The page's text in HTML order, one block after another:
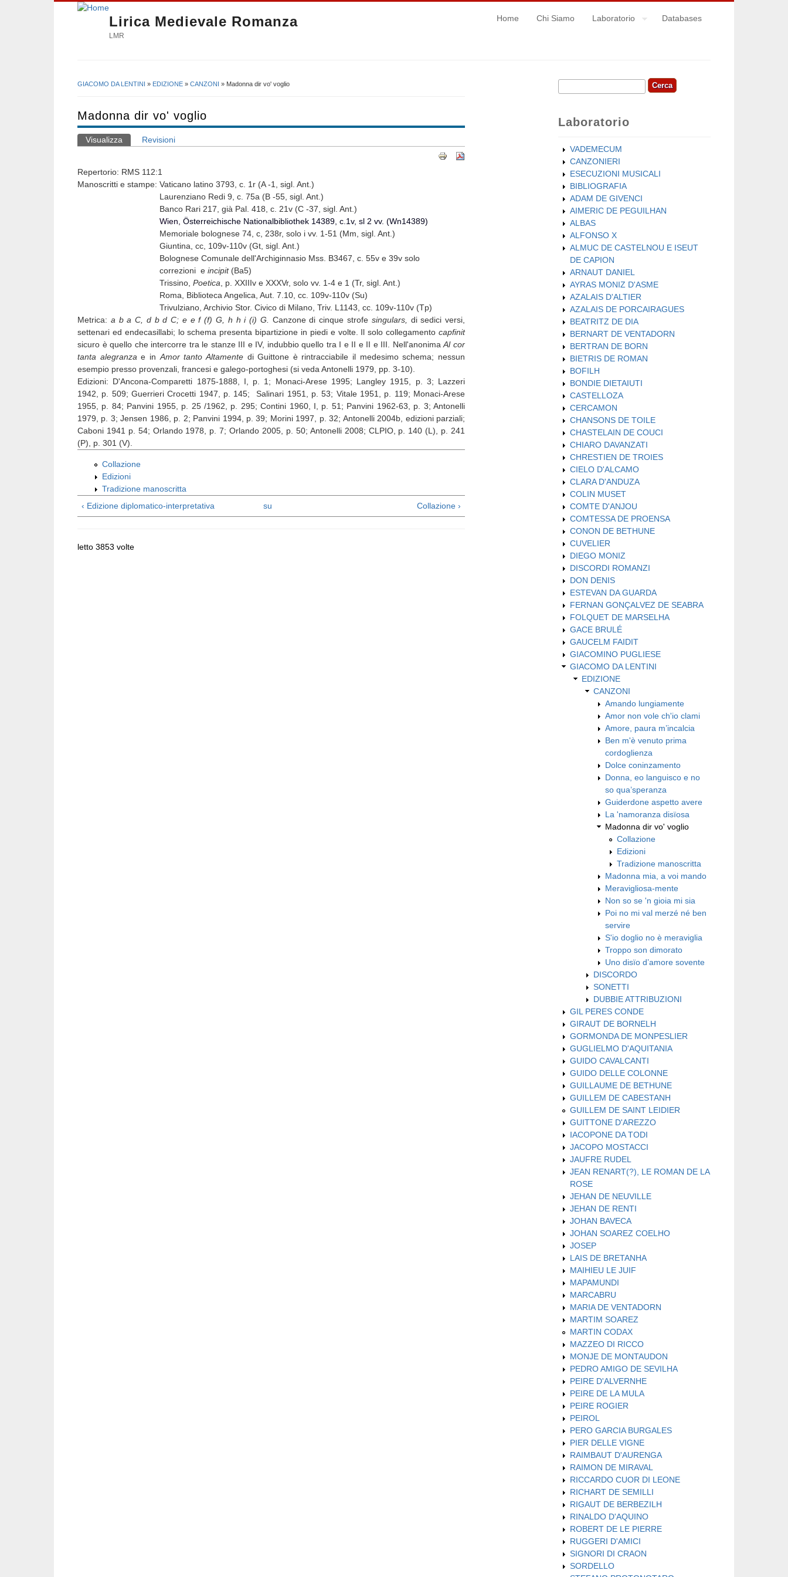
Lirica Medievale Romanza
LMR
Home Chi Siamo Laboratorio Databases
GIACOMO DA LENTINI » EDIZIONE » CANZONI » Madonna dir vo' voglio
Madonna dir vo' voglio
Schede primarie
Visualizza (scheda attiva)
Revisioni
Repertorio: RMS 112:1
Manoscritti e stampe: Vaticano latino 3793, c. 1r (A -1, sigl. Ant.)
Laurenziano Redi 9, c. 75a (B -55, sigl. Ant.)
Banco Rari 217, già Pal. 418, c. 21v (C -37, sigl. Ant.)
Wien, Österreichische Nationalbibliothek 14389, c.1v, sl 2 vv. (Wn14389)
Memoriale bolognese 74, c, 238r, solo i vv. 1-51 (Mm, sigl. Ant.)
Giuntina, cc, 109v-110v (Gt, sigl. Ant.)
Bolognese Comunale dell'Archiginnasio Mss. B3467, c. 55v e 39v solo
correzioni e incipit(Ba5)
Trissino, Poetica , p. XXIIIv e XXXVr, solo vv. 1-4 e 1 (Tr, sigl. Ant.)
Roma, Biblioteca Angelica, Aut. 7.10, cc. 109v-110v (Su)
Trivulziano, Archivio Stor. Civico di Milano, Triv. L1143, cc. 109v-110v (Tp)
Metrica: a b a C, d b d C; e e f (f) G, h h i (i) G. Canzone di cinque strofesingulars,
di sedici versi,
settenari ed endecasillabi; lo schema presenta bipartizione in piedi e volte. Il solo collegamento capfinit
sicuro è quello che intercorre tra le stanze III e IV, indubbio quello tra I e II e II e III. Nell'anonimaAl cor
tanta alegranza e in Amor tanto Altamentedi Guittone è rintracciabile il medesimo schema; nessun
esempio presso provenzali, francesi e galego-portoghesi (si veda Antonelli 1979, pp. 3-10).
Edizioni: D'Ancona-Comparetti 1875-1888, I, p. 1; Monaci-Arese 1995; Langley 1915, p. 3; Lazzeri
1942, p. 509; Guerrieri Crocetti 1947, p. 145; Salinari 1951, p. 53; Vitale 1951, p. 119; Monaci-Arese
1955, p. 84; Panvini 1955, p. 25 /1962, p. 295; Contini 1960, I, p. 51; Panvini 1962-63, p. 3; Antonelli
1979, p. 3; Jensen 1986, p. 2; Panvini 1994, p. 39; Morini 1997, p. 32; Antonelli 2004b, edizioni parziali;
Caboni 1941 p. 54; Orlando 1978, p. 7; Orlando 2005, p. 50; Antonelli 2008; CLPIO, p. 140 (L), p. 241
(P), p. 301 (V).
Collazione
Edizioni
Tradizione manoscritta
‹ Edizione diplomatico-interpretativa
su Collazione ›
letto 3853 volte
Form di ricerca
Cerca
Laboratorio
VADEMECUM
CANZONIERI
ESECUZIONI MUSICALI
BIBLIOGRAFIA
ADAM DE GIVENCI
AIMERIC DE PEGUILHAN
ALBAS
ALFONSO X
ALMUC DE CASTELNOU E ISEUT
DE CAPION
ARNAUT DANIEL
AYRAS MONIZ D'ASME
AZALAIS D'ALTIER
AZALAIS DE PORCAIRAGUES
BEATRITZ DE DIA
BERNART DE VENTADORN
BERTRAN DE BORN
BIETRIS DE ROMAN
BOFILH
BONDIE DIETAIUTI
CASTELLOZA
CERCAMON
CHANSONS DE TOILE
CHASTELAIN DE COUCI
CHIARO DAVANZATI
CHRESTIEN DE TROIES
CIELO D'ALCAMO
CLARA D'ANDUZA
COLIN MUSET
COMTE D'ANJOU
COMTESSA DE PROENSA
CONON DE BETHUNE
CUVELIER
DIEGO MONIZ
DISCORDI ROMANZI
DON DENIS
ESTEVAN DA GUARDA
FERNAN GONÇALVEZ DE SEABRA
FOLQUET DE MARSELHA
GACE BRULÉ
GAUCELM FAIDIT
GIACOMINO PUGLIESE
GIACOMO DA LENTINI
EDIZIONE
CANZONI
Amando lungiamente
Amor non vole ch'io clami
Amore, paura m’incalcia
Ben m'è venuto prima
cordoglienza
Dolce coninzamento
Donna, eo languisco e no
so qua’speranza
Guiderdone aspetto avere
La 'namoranza disïosa
Madonna dir vo' voglio
Collazione
Edizioni
Tradizione manoscritta
Madonna mia, a voi mando
Meravigliosa-mente
Non so se 'n gioia mi sia
Poi no mi val merzé né ben
servire
S'io doglio no è meraviglia
Troppo son dimorato
Uno disïo d’amore sovente
DISCORDO
SONETTI
DUBBIE ATTRIBUZIONI
GIL PERES CONDE
GIRAUT DE BORNELH
GORMONDA DE MONPESLIER
GUGLIELMO D'AQUITANIA
GUIDO CAVALCANTI
GUIDO DELLE COLONNE
GUILLAUME DE BETHUNE
GUILLEM DE CABESTANH
GUILLEM DE SAINT LEIDIER
GUITTONE D'AREZZO
IACOPONE DA TODI
JACOPO MOSTACCI
JAUFRE RUDEL
JEAN RENART(?), LE ROMAN DE LA
ROSE
JEHAN DE NEUVILLE
JEHAN DE RENTI
JOHAN BAVECA
JOHAN SOAREZ COELHO
JOSEP
LAIS DE BRETANHA
MAIHIEU LE JUIF
MAPAMUNDI
MARCABRU
MARIA DE VENTADORN
MARTIM SOAREZ
MARTIN CODAX
MAZZEO DI RICCO
MONJE DE MONTAUDON
PEDRO AMIGO DE SEVILHA
PEIRE D'ALVERNHE
PEIRE DE LA MULA
PEIRE ROGIER
PEIROL
PERO GARCIA BURGALES
PIER DELLE VIGNE
RAIMBAUT D'AURENGA
RAIMON DE MIRAVAL
RICCARDO CUOR DI LEONE
RICHART DE SEMILLI
RIGAUT DE BERBEZILH
RINALDO D'AQUINO
ROBERT DE LE PIERRE
RUGGERI D'AMICI
SIGNORI DI CRAON
SORDELLO